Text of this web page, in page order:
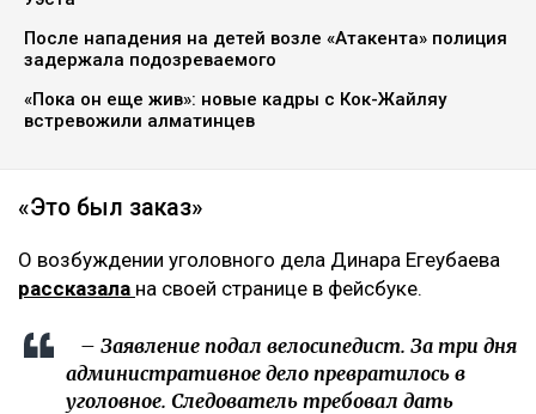
После нападения на детей возле «Атакента» полиция
задержала подозреваемого
«Пока он еще жив»: новые кадры с Кок-Жайляу
встревожили алматинцев
«Это был заказ»
О возбуждении уголовного дела Динара Егеубаева
рассказала на своей странице в фейсбуке.
– Заявление подал велосипедист. За три дня
административное дело превратилось в
уголовное. Следователь требовал дать